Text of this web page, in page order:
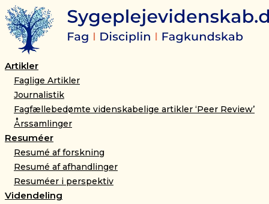
Gå
til
indholdet
Artikler
Faglige Artikler
Journalistik
Fagfællebedømte videnskabelige artikler ‘Peer Review’
Årssamlinger
Resuméer
Resumé af forskning
Resumé af afhandlinger
Resuméer i perspektiv
Videndeling
Artikel:
Fatigues
indvirkning
sociale
for
voksne
patienter
med
kronisk
nyresvigt
hæmodialyse
antal